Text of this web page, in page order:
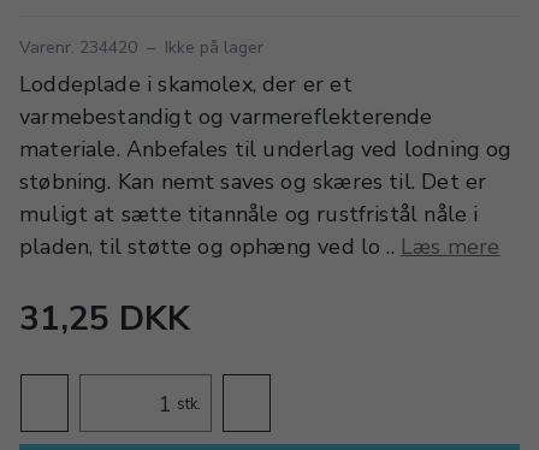
Varenr. 234420 – Ikke på lager
Loddeplade i skamolex, der er et
varmebestandigt og varmereflekterende
materiale. Anbefales til underlag ved lodning og
støbning. Kan nemt saves og skæres til. Det er
muligt at sætte titannåle og rustfristål nåle i
pladen, til støtte og ophæng ved lo .. Læs mere
31,25 DKK
stk.